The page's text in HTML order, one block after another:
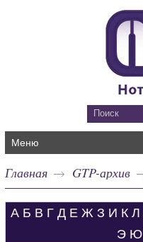
Меню
Главная GTP-архив
А Б В Г Д Е Ж З И К Л
Э Ю